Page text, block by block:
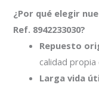
¿Por qué elegir
Ref. 8942233030?
Repuesto
calidad
Larga vida